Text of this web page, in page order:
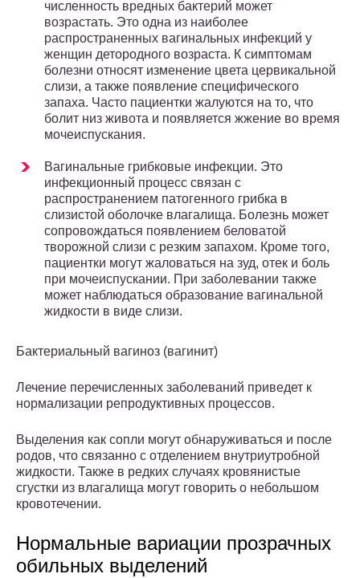
численность вредных бактерий может
возрастать. Это одна из наиболее
распространенных вагинальных инфекций у
женщин детородного возраста. К симптомам
болезни относят изменение цвета цервикальной
слизи, а также появление специфического
запаха. Часто пациентки жалуются на то, что
болит низ живота и появляется жжение во время
мочеиспускания.
Вагинальные грибковые инфекции. Это
инфекционный процесс связан с
распространением патогенного грибка в
слизистой оболочке влагалища. Болезнь может
сопровождаться появлением беловатой
творожной слизи с резким запахом. Кроме того,
пациентки могут жаловаться на зуд, отек и боль
при мочеиспускании. При заболевании также
может наблюдаться образование вагинальной
жидкости в виде слизи.
Бактериальный вагиноз (вагинит)
Лечение перечисленных заболеваний приведет к
нормализации репродуктивных процессов.
Выделения как сопли могут обнаруживаться и после
родов, что связанно с отделением внутриутробной
жидкости. Также в редких случаях кровянистые
сгустки из влагалища могут говорить о небольшом
кровотечении.
Нормальные вариации прозрачных
обильных выделений